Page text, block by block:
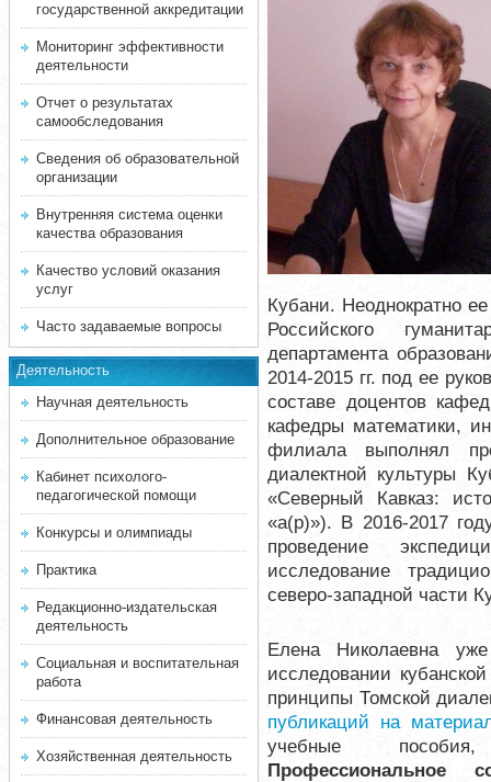
государственной аккредитации
Мониторинг эффективности
деятельности
Отчет о результатах
самообследования
Сведения об образовательной
организации
Внутренняя система оценки
качества образования
Качество условий оказания
услуг
Часто задаваемые вопросы
Деятельность
Научная деятельность
Дополнительное образование
Кабинет психолого-
педагогической помощи
Конкурсы и олимпиады
Практика
Редакционно-издательская
деятельность
Социальная и воспитательная
работа
Финансовая деятельность
Хозяйственная деятельность
Кубани. Неоднократно
Российского
департамента
2014-2015 гг. под ее
составе доцентов
кафедры математики,
филиала выполнял
диалектной культуры
«Северный Кавказ:
«а(p)»). В 2016-2017
проведение
исследование
северо-западной части
Елена Николаевна
исследовании
принципы Томской
публикаций на
учебные пособия,
Профессиональное